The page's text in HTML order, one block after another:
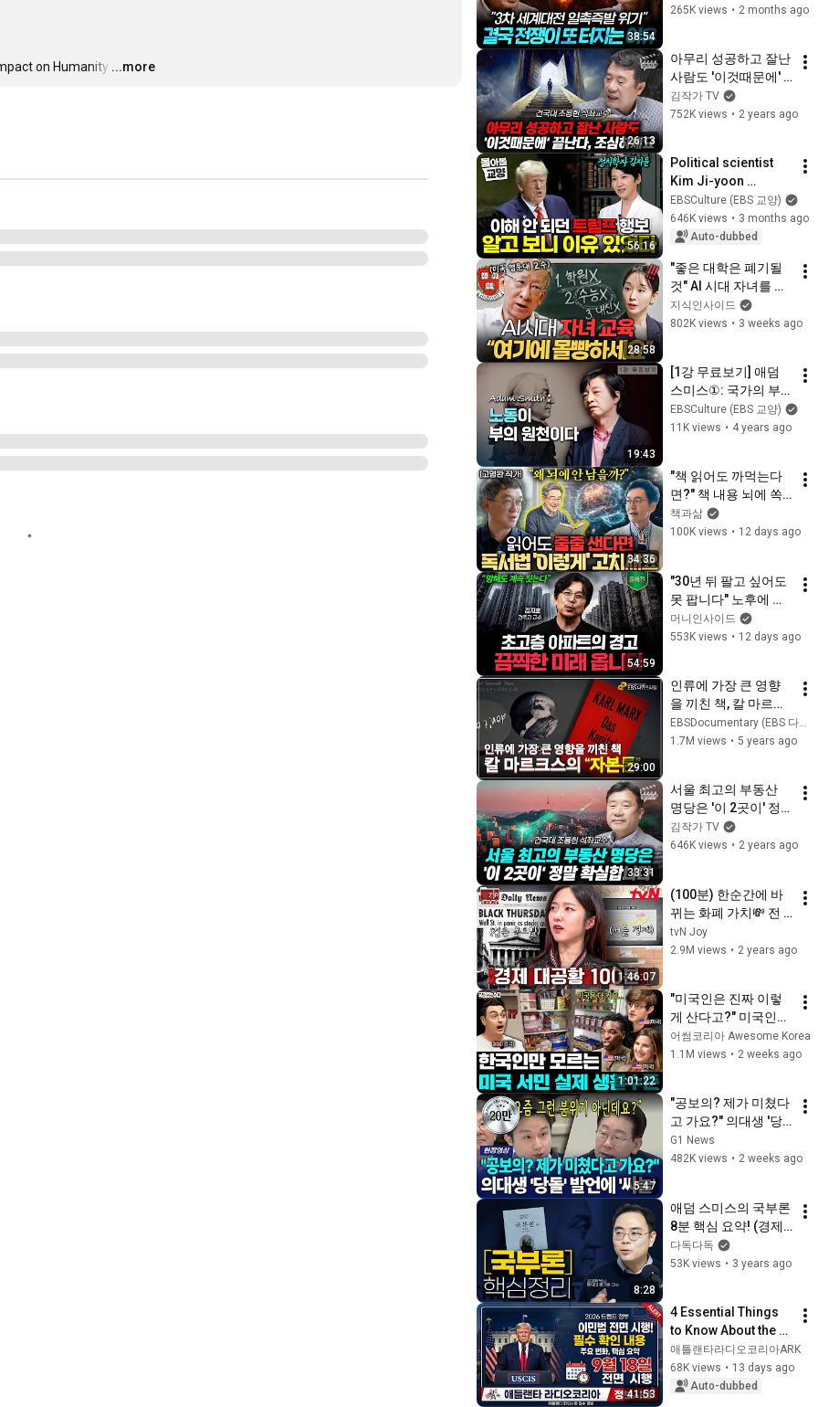
on Humanity …
...more
38:54
정호 교수 1부) I 머니
265K views • 2 months ago
26:13
아무리 성공하고 잘난
사람도 '이것때문에'
끝난다, 조심하세요
(조용헌 교수)
김작가 TV
752K views • 2 years ago
56:16
Political scientist
Kim Ji-yoon
explains it easily in
just one hour. Learn
about the reasons
EBSCulture (EBS 교양)
646K views • 3 months ago
Auto-dubbed
28:58
"좋은 대학은 폐기될
것" AI 시대 자녀를 살
리는 부모의 조건ㅣ지
식인 클래스 EP.08 (조
지식인사이드
802K views • 3 weeks ago
19:43
[1강 무료보기] 애덤
스미스①: 국가의 부
ㅣ클래스e - 《경제학
의 역사》
EBSCulture (EBS 교양)
11K views • 4 years ago
34:36
"책 읽어도 까먹는다
면?" 책 내용 뇌에 쏙
쏙 박히는 '이 독서법'
ㅣ Ep. 사람산책 17
책과삶
100K views • 12 days ago
54:59
"30년 뒤 팔고 싶어도
못 팝니다" 노후에 살
아야 할 집의 필수 조
건 (김지호 건축가 풀
머니인사이드
553K views • 12 days ago
29:00
인류에 가장 큰 영향
을 끼친 책, 칼 마르크
스의 『자본론』 | 역
사를 바꾼 사상가 칼
본주의ㅣ#골라듄다
큐
EBSDocumentary (EBS 다큐)
1.7M views • 5 years ago
33:31
서울 최고의 부동산
명당은 '이 2곳이' 정
말 확실합니다 (조용
헌 교수)
김작가 TV
646K views • 2 years ago
1:46:07
(100분) 한순간에 바
뀌는 화폐 가치💸 전
세계를 혼란에 빠트린
세계사 속 경제 대공
tvN Joy
2.9M views • 2 years ago
1:01:22
"미국인은 진짜 이렇
게 산다고?" 미국인들
이 거대한 차를 탈 수
밖에 없는 이유(미국
모아보기
어썸코리아 Awesome Korea
1.1M views • 2 weeks ago
5:47
"공보의? 제가 미쳤다
고 가요?" 의대생 '당
돌' 발언에 '싸늘'  [G1
현장영상]
G1 News
482K views • 2 weeks ago
8:28
애덤 스미스의 국부론
8분 핵심 요약! (경제
학 박사 홍기훈 교수)
다독다독
53K views • 3 years ago
41:53
4 Essential Things
to Know About the
Full Implementation
of Trump's 2026
Immigration Policy!!
애틀랜타라디오코리아ARK
68K views • 13 days ago
Auto-dubbed